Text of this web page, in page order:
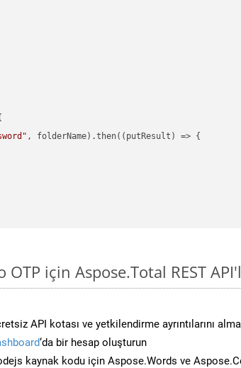
, folderName).then((putResult) => {
OTP için Aspose.Total REST
API kotası ve yetkilendirme ayrıntılarını
‘da bir hesap oluşturun
kaynak kodu için Aspose.Words ve